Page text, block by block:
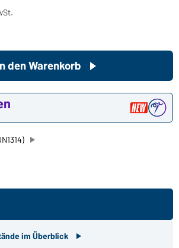
den Warenkorb
im Überblick